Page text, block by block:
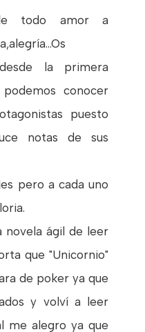
todo amor a
la primera
conocer
puesto
notas de sus
pero a cada uno
novela ágil de leer
que "Unicornio"
de poker ya que
y volví a leer
me alegro ya que